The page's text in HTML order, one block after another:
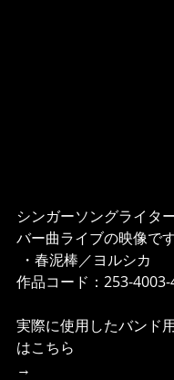
シンガーソングライタ
バー曲ライブの映像で
・春泥棒／ヨルシカ
作品コード：253-4003-
実際に使用したバンド
はこちら
→